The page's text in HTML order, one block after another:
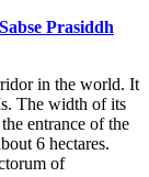
Prasiddh
in the world. It
The width of its
entrance of the
6 hectares.
of